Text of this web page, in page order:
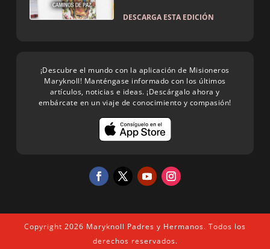
DESCARGA ESTA EDICIÓN
¡Descubre el mundo con la aplicación de Misioneros
Maryknoll! Manténgase informado con los últimos
artículos, noticias e ideas. ¡Descárgalo ahora y
embárcate en un viaje de conocimiento y compasión!
Copyright 2026 Maryknoll Padres y Hermanos. Todos los
derechos reservados.